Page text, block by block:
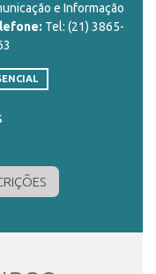
e Informação
Tel: (21) 3865-